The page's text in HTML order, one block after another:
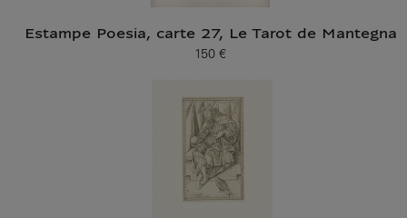
Estampe Poesia, carte 27, Le Tarot de Mantegna
Prix ​​actuel
150 €